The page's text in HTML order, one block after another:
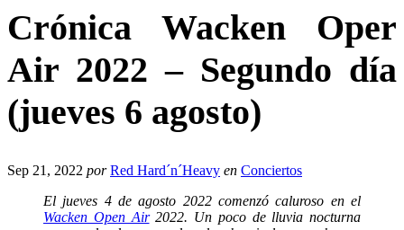
Crónica Wacken Oper
Air 2022 – Segundo día
(jueves 6 agosto)
Sep 21, 2022 por Red Hard´n´Heavy en Conciertos
El jueves 4 de agosto 2022 comenzó caluroso en el
Wacken Open Air2022. Un poco de lluvia nocturna